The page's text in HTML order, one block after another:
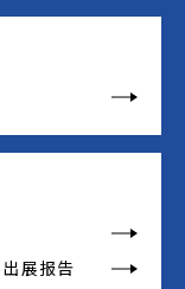
展报告